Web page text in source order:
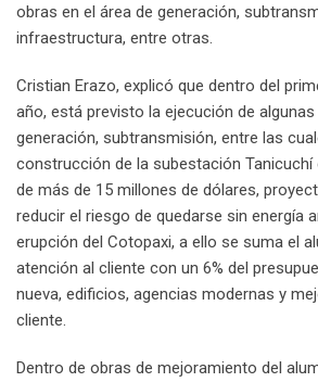
obras en el área de generación,
infraestructura, entre otras.
Cristian Erazo, explicó que dentro del
año, está previsto la ejecución de
generación, subtransmisión, entre las
construcción de la subestación
de más de 15 millones de dólares,
reducir el riesgo de quedarse sin energía
erupción del Cotopaxi, a ello se suma el
atención al cliente con un 6% del
nueva, edificios, agencias modernas y
cliente.
Dentro de obras de mejoramiento del